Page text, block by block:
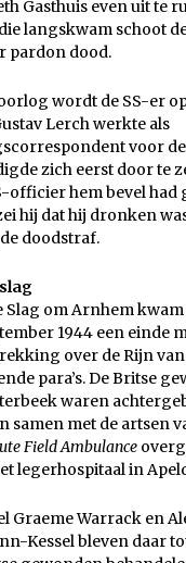
Gasthuis even uit te
langskwam schoot
pardon dood.
wordt de SS-er
Lerch werkte als
voor de
zich eerst door te
officier hem bevel had
hij dat hij dronken
doodstraf.
Slag om Arnhem
1944 een einde
over de Rijn van
para’s. De Britse
waren
samen met de artsen
Field Ambulance
legerhospitaal in
Graeme Warrack en
Kessel bleven daar